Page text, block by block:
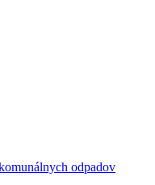
odpadov